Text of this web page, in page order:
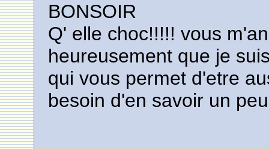
BONSOIR
Q' elle choc!!!!! vous
heureusement que je
qui vous permet d'etre
besoin d'en savoir un